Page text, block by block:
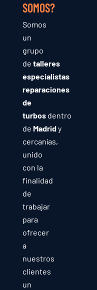
SOMOS?
Somos
un
grupo
de talleres
especialistas
reparaciones
de
turbosdentro
de Madridy
cercanías,
unido
con la
finalidad
de
trabajar
para
ofrecer
a
nuestros
clientes
un